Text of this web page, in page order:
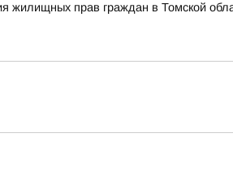
жилищных прав граждан в Томской